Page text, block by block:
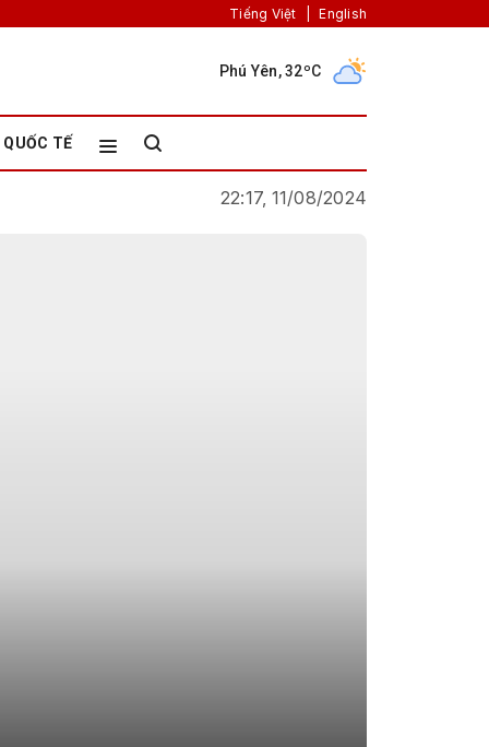
Tiếng Việt English
Phú Yên, 32ºC
QUỐC TẾ
22:17, 11/08/2024